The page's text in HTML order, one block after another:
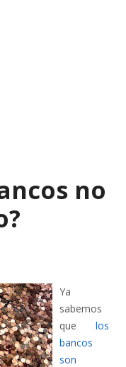
no
Ya
sabemos
que los
bancos
son